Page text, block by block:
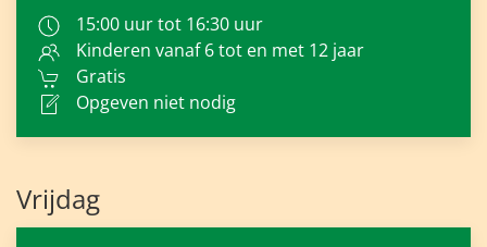
15:00 uur tot 16:30 uur
Kinderen vanaf 6 tot en met 12 jaar
Gratis
Opgeven niet nodig
Vrijdag